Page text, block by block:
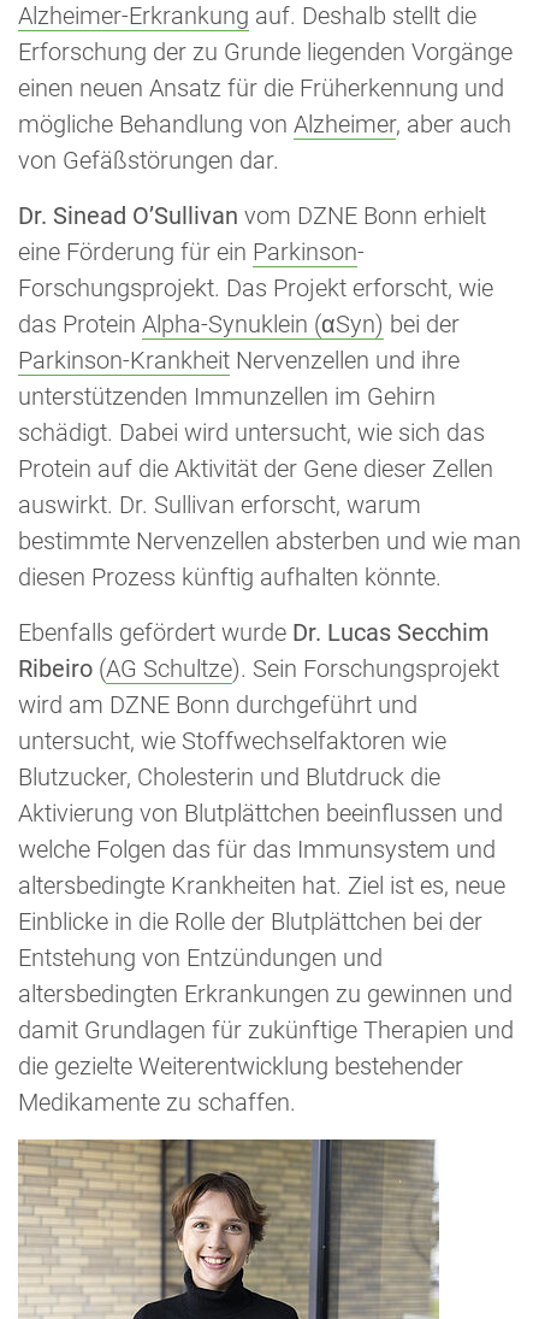
Alzheimer-Erkrankung auf. Deshalb stellt die
Erforschung der zu Grunde liegenden Vorgänge
einen neuen Ansatz für die Früherkennung und
mögliche Behandlung von Alzheimer, aber auch
von Gefäßstörungen dar.
Dr. Sinead O’Sullivan vom DZNE Bonn erhielt
eine Förderung für ein Parkinson-
Forschungsprojekt. Das Projekt erforscht, wie
das Protein Alpha-Synuklein (αSyn) bei der
Parkinson-Krankheit Nervenzellen und ihre
unterstützenden Immunzellen im Gehirn
schädigt. Dabei wird untersucht, wie sich das
Protein auf die Aktivität der Gene dieser Zellen
auswirkt. Dr. Sullivan erforscht, warum
bestimmte Nervenzellen absterben und wie man
diesen Prozess künftig aufhalten könnte.
Ebenfalls gefördert wurde Dr. Lucas Secchim
Ribeiro (AG Schultze). Sein Forschungsprojekt
wird am DZNE Bonn durchgeführt und
untersucht, wie Stoffwechselfaktoren wie
Blutzucker, Cholesterin und Blutdruck die
Aktivierung von Blutplättchen beeinflussen und
welche Folgen das für das Immunsystem und
altersbedingte Krankheiten hat. Ziel ist es, neue
Einblicke in die Rolle der Blutplättchen bei der
Entstehung von Entzündungen und
altersbedingten Erkrankungen zu gewinnen und
damit Grundlagen für zukünftige Therapien und
die gezielte Weiterentwicklung bestehender
Medikamente zu schaffen.